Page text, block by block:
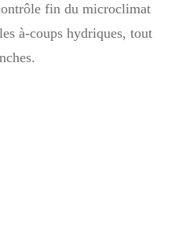
fin du microclimat
à-coups hydriques, tout